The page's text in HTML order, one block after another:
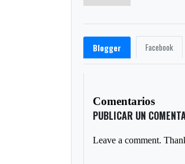
Blogger Facebook
Comentarios
PUBLICAR UN
Leave a comment.